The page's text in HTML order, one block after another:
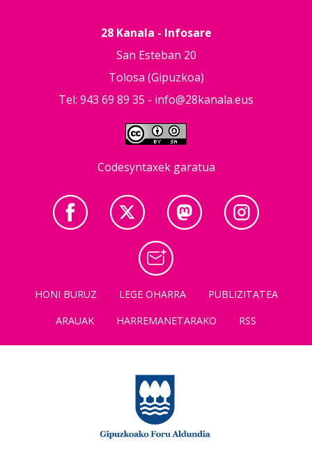
28 Kanala - Infosare
San Esteban 20
Tolosa (Gipuzkoa)
Tel: 943 69 89 35 - info@28kanala.eus
Codesyntaxek garatua
HONI BURUZ LEGE OHARRA
PUBLIZITATEA
ARAUAK
HARREMANETARAKO RSS